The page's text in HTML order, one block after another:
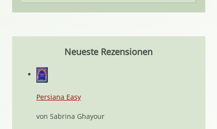
Neueste Rezensionen
Persiana Easy
von Sabrina Ghayour